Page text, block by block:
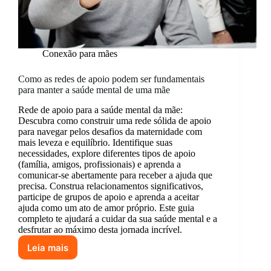
Conexão para mães
Como as redes de apoio podem ser fundamentais
para manter a saúde mental de uma mãe
Rede de apoio para a saúde mental da mãe:
Descubra como construir uma rede sólida de apoio
para navegar pelos desafios da maternidade com
mais leveza e equilíbrio. Identifique suas
necessidades, explore diferentes tipos de apoio
(família, amigos, profissionais) e aprenda a
comunicar-se abertamente para receber a ajuda que
precisa. Construa relacionamentos significativos,
participe de grupos de apoio e aprenda a aceitar
ajuda como um ato de amor próprio. Este guia
completo te ajudará a cuidar da sua saúde mental e a
desfrutar ao máximo desta jornada incrível.
Leia mais
Como